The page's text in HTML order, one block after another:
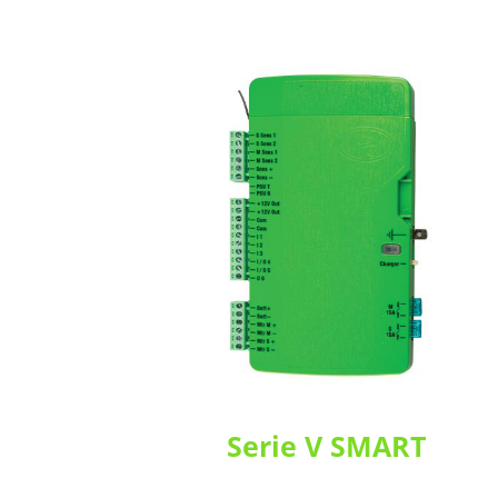
Serie V SMART